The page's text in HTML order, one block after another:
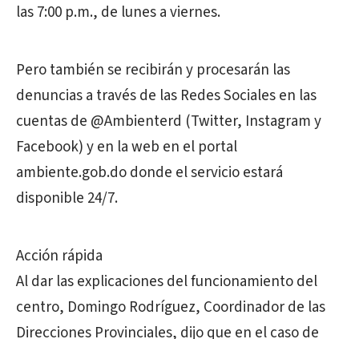
las 7:00 p.m., de lunes a viernes.
Pero también se recibirán y procesarán las
denuncias a través de las Redes Sociales en las
cuentas de @Ambienterd (Twitter, Instagram y
Facebook) y en la web en el portal
ambiente.gob.do donde el servicio estará
disponible 24/7.
Acción rápida
Al dar las explicaciones del funcionamiento del
centro, Domingo Rodríguez, Coordinador de las
Direcciones Provinciales, dijo que en el caso de